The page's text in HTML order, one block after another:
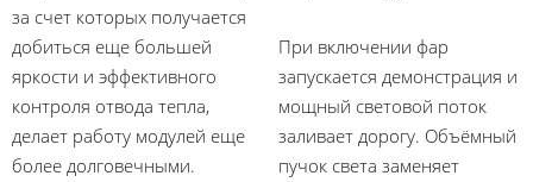
за счет которых получается
добиться еще большей
яркости и эффективного
контроля отвода тепла,
делает работу модулей еще
более долговечными.
При включении фар
запускается демонстрация и
мощный световой поток
заливает дорогу. Объёмный
пучок света заменяет